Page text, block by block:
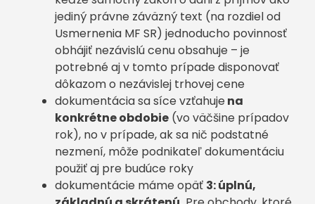
jediný právne záväzný text (na rozdiel od
Usmernenia MF SR) jednoducho povinnosť
obhájiť nezávislú cenu obsahuje – je
potrebné aj v tomto prípade disponovať
dôkazom o nezávislej trhovej cene
dokumentácia sa síce vzťahuje na
konkrétne obdobie (vo väčšine prípadov
rok), no v prípade, ak sa nič podstatné
nezmení, môže podnikateľ dokumentáciu
použiť aj pre budúce roky
dokumentácie máme opäť 3: úplnú,